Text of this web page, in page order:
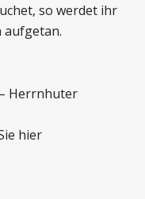
so werdet ihr
aufgetan.
Herrnhuter
hier